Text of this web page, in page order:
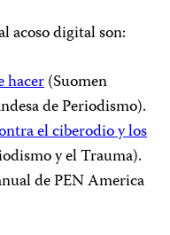
acoso digital son:
hacer(Suomen
de Periodismo).
el ciberodio y los
y el Trauma).
de PEN America